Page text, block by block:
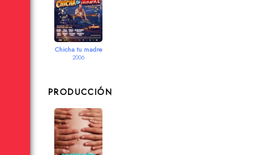
Chicha tu madre
2006
PRODUCCIÓN